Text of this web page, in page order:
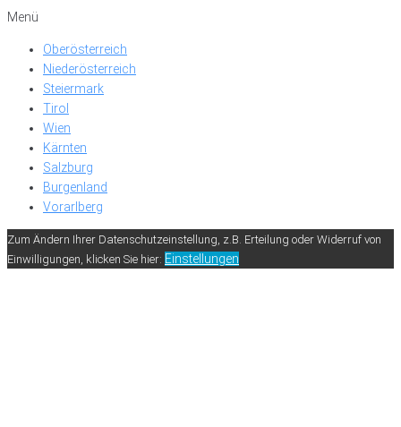
Menü
Oberösterreich
Niederösterreich
Steiermark
Tirol
Wien
Kärnten
Salzburg
Burgenland
Vorarlberg
Zum Ändern Ihrer Datenschutzeinstellung, z.B. Erteilung oder Widerruf von
Einwilligungen, klicken Sie hier: Einstellungen